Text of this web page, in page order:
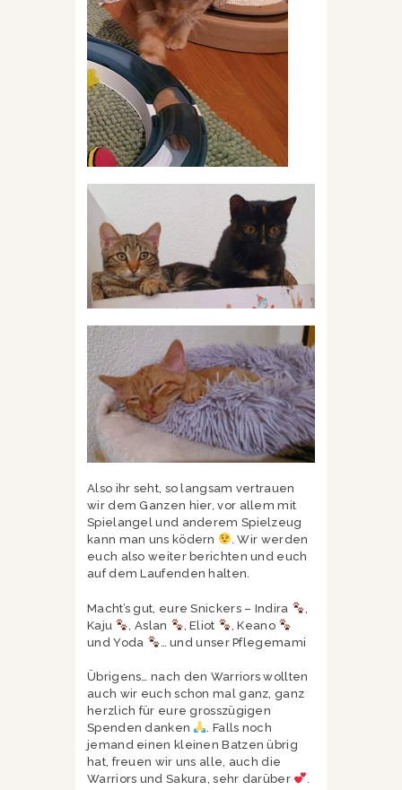
Also ihr seht, so langsam vertrauen
wir dem Ganzen hier, vor allem mit
Spielangel und anderem Spielzeug
kann man uns ködern
. Wir werden
euch also weiter berichten und euch
auf dem Laufenden halten.
Macht’s gut, eure Snickers – Indira
Kaju
, Aslan , Eliot
, Keano
und Yoda
… und unser Pflegemami
Übrigens… nach den Warriors wollten
auch wir euch schon mal ganz, ganz
herzlich für eure grosszügigen
Spenden danken
. Falls noch
jemand einen kleinen Batzen übrig
hat, freuen wir uns alle, auch die
Warriors und Sakura, sehr darüber
.